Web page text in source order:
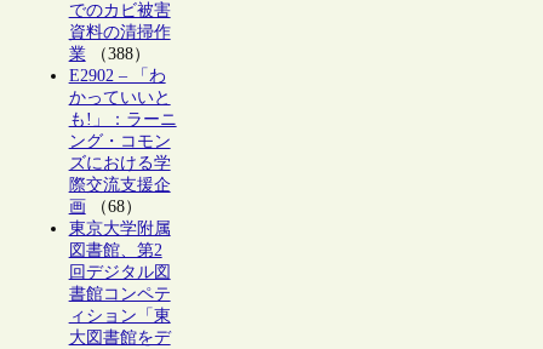
でのカビ被害
資料の清掃作
業（388）
E2902 – 「わ
かっていいと
も!」：ラーニ
ング・コモン
ズにおける学
際交流支援企
画 （68）
東京大学附属
図書館、第2
回デジタル図
書館コンペテ
ィション「東
大図書館をデ